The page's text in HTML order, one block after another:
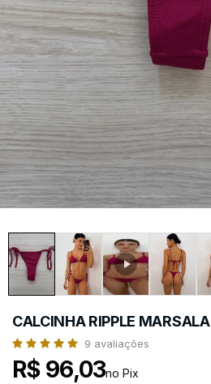
CALCINHA RIPPLE MARSALA
9 avaliações
R$ 96,03no Pix